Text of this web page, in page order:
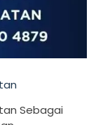
Sebagai